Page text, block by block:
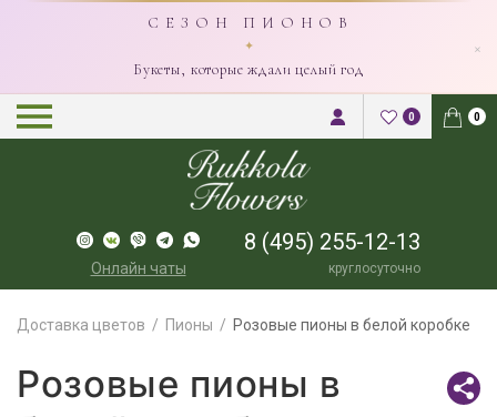
С Е З О Н П И О Н О В
✦
Букеты, которые ждали целый год
×
0 0
Онлайн чаты
8 (495) 255-12-13
круглосуточно
Доставка цветов Пионы Розовые пионы в белой коробке
Розовые пионы в